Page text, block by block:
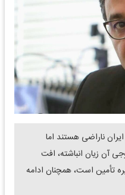
ناراضی‌ هستند اما
آن زیان انباشته، افت
تأمین است، همچنان ادامه